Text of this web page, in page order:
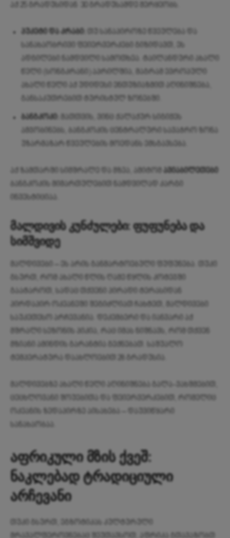
აქ 25 გრადუსიდან 30 გრადუსამდე მერყეობს.
პუკეტი და კრაბი:
თუ სანაპიროზე წვეულება და
სანახაობრივი ფეიერვერკები გიზიდავთ, ეს
ადგილები ნამდვილი სამოთხეა. ტაილანდური ახალი
წელი (სონგკრანი) აპრილშია, მაგრამ ევროპული
ახალი წელი აქ უდიდესი ენთუზიაზმით აღინიშნება,
განსაკუთრებით ტურისტულ ზონებში.
ბანგკოკი:
მათთვის, ვინც ქალაქურ სიგიჟეს
ამჯობინებს, ბანგკოკის ცენტრალური სავაჭრო ზონა
უზარმაზარ წვეულების მოედანს ემსგავსება.
აქ ზამთარში სიმშრალე და მზეა, ამიტომ
ავიაბილეთები
ბანგკოკის მიმართულებით ნამდვილად კარგი
მალდივის კუნძულები: ფუფუნება და
სიმშვიდე
მალდივები – ეს არის განმარტოებული ფუფუნება. თუკი
გსურთ, რომ ახალი წლის ღამე წყლის კოტეჯში
გაატაროთ, სადაც თქვენი პირადი ტერასიდან
პირდაპირ ოკეანეში შეგიძლიათ ჩახტეთ, მალდივები
საუკეთესო არჩევანია. დეკემბერი და იანვარი აქ
მშრალი სეზონის პიკია, რაც იმას ნიშნავს, რომ თქვენ
მზიანი ამინდის გარანტია გექნებათ. საშუალო
ტემპერატურა დაახლოებით 28 გრადუსია.
მალდივებზე ახალი წელი აღინიშნება გალა-ვახშმებით,
ცეცხლოვანი შოუებითა და ფეიერვერკებით, რომელიც
ოკეანის ზედაპირზე აისახება – დაუვიწყარი
აფრიკული მზის ქვეშ:
ნაკლებად ტრადიციული
არჩევანი
თუკი გსურთ, ეგზოტიკას კულტურული
მრავალფეროვნებაც შეუთავსოთ, აფრიკა გთავაზობთ